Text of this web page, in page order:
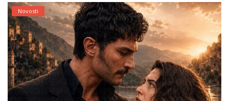
Novosti